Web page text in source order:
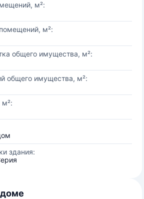
м²:
м²:
общего имущества, м²:
общего имущества, м²:
м²:
здания: